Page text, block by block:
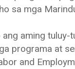
sa mga
ang aming tuluy-
programa at
and